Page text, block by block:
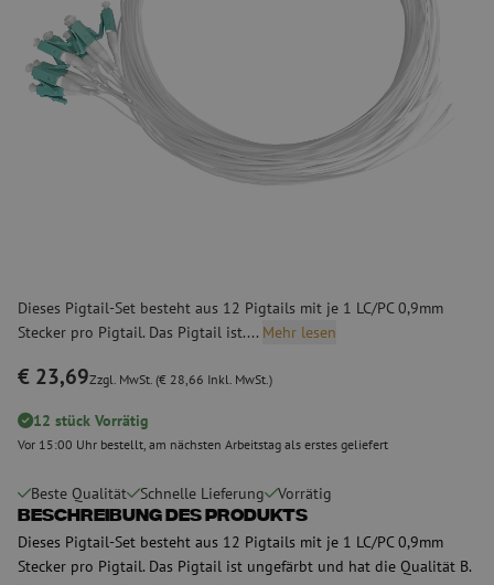
Dieses Pigtail-Set besteht aus 12 Pigtails mit je 1 LC/PC 0,9mm
Stecker pro Pigtail. Das Pigtail ist.... Mehr lesen
€ 23,69Zzgl. MwSt. (€ 28,66 Inkl. MwSt.)
12 stück Vorrätig
Vor 15:00 Uhr bestellt, am nächsten Arbeitstag als erstes geliefert
Beste Qualität Schnelle Lieferung Vorrätig
Beschreibung des Produkts
Dieses Pigtail-Set besteht aus 12 Pigtails mit je 1 LC/PC 0,9mm
Stecker pro Pigtail. Das Pigtail ist ungefärbt und hat die Qualität B.